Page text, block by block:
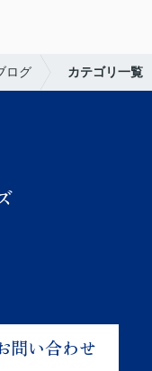
ログ カテゴリ一覧
問い合わせ